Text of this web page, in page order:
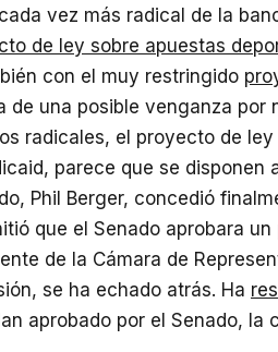
vez más radical de la
de ley sobre apuestas
con el muy restringido
de una posible venganza por
radicales, el proyecto de ley
parece que se disponen
Phil Berger, concedió
que el Senado aprobara
de la Cámara de
se ha echado atrás. Ha
aprobado por el Senado, la